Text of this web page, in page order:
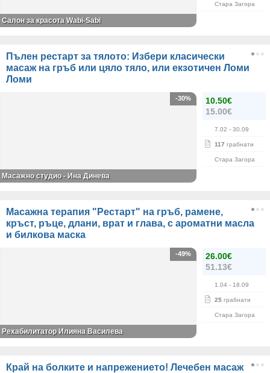
Стара Загора
Салон за красота Wabi-Sabi
Пълен рестарт за тялото: Избери класически
масаж на гръб или цяло тяло, или екзотичен Ломи
Ломи
10.50€
15.00€
7.02 - 30.09
117 грабнати
Стара Загора
-30%
Масажно студио - Ина Динева
Масажна терапия "Рестарт" на гръб, рамене,
кръст, ръце, длани, врат и глава, с ароматни масла
и билкова маска
26.00€
51.13€
1.04 - 18.09
25 грабнати
Стара Загора
-49%
Рехабилитатор Илияна Василева
Край на болките и напрежението! Лечебен масаж